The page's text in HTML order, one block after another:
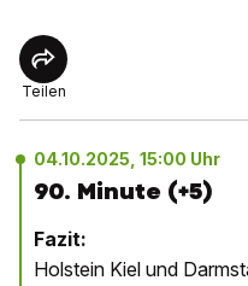
Teilen
04.10.2025, 15:00 Uhr
90. Minute (+5)
Fazit:
Holstein Kiel und